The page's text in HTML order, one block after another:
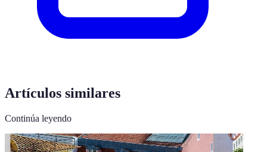
Artículos similares
Continúa leyendo